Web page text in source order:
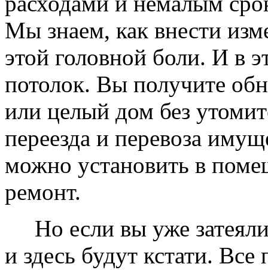
Мы знаем, как внести
этой головной боли. И в
потолок. Вы получите
или целый дом без
переезда и перевоза
можно установить в
ремонт.
Но если вы уже
и здесь будут кстати.